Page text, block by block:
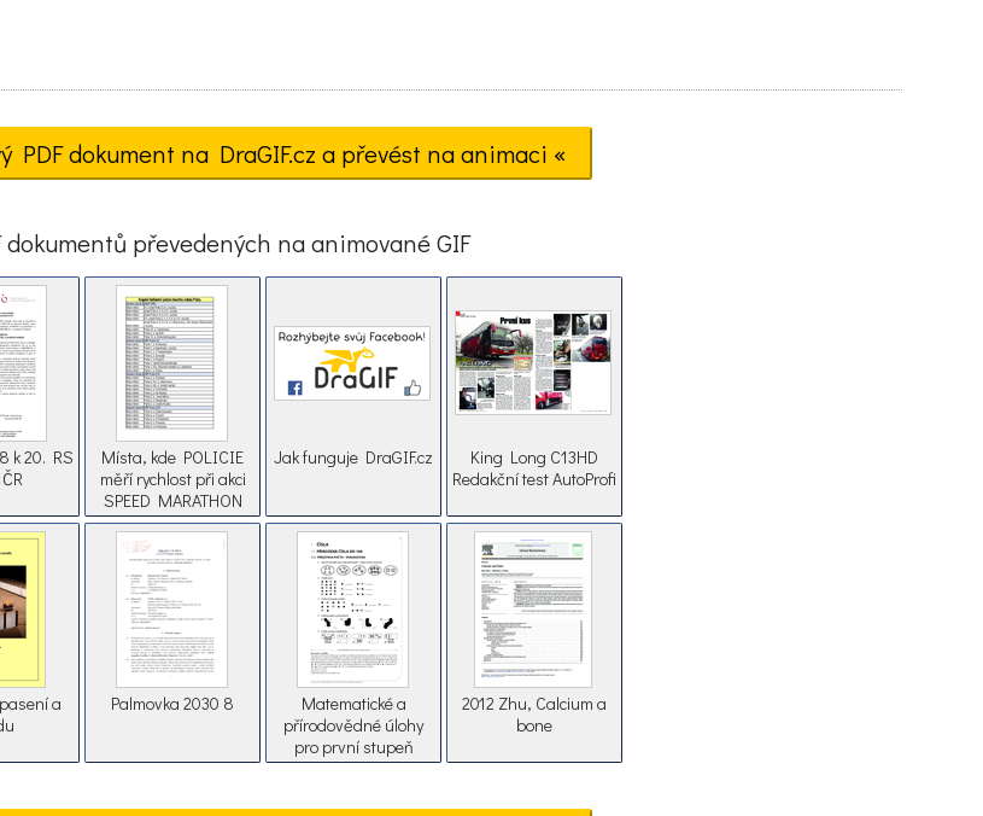
PDF dokument na DraGIF.cz a převést na animaci «
dokumentů převedených na animované GIF
k 20. RS
Místa, kde POLICIE
měří rychlost při akci
SPEED MARATHON
Jak funguje DraGIF.cz
King Long C13HD
Redakční test AutoProfi
a
Palmovka 2030 8
Matematické a
přírodovědné úlohy
pro první stupeň
základní školy
2012 Zhu, Calcium a
bone